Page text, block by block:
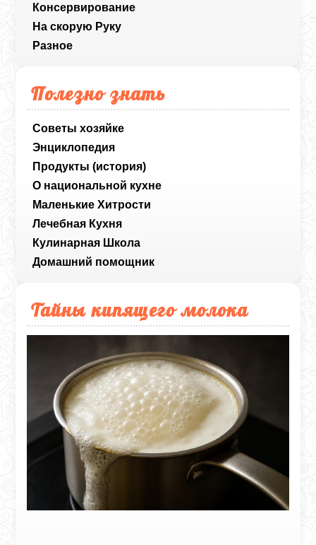
Консервирование
На скорую Руку
Разное
Полезно знать
Советы хозяйке
Энциклопедия
Продукты (история)
О национальной кухне
Маленькие Хитрости
Лечебная Кухня
Кулинарная Школа
Домашний помощник
Тайны кипящего молока